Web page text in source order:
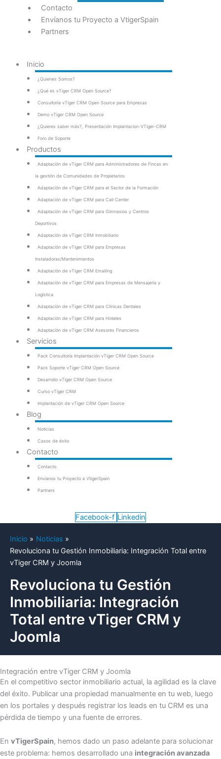
Contacto
Envíanos tu Proyecto a VtigerSpain
Partners
Inicio
¿Quienes Somos?
¿Qué es vTiger CRM Open Source?
Consultoría vTiger CRM Open Source para Empresas
Demo vTiger CRM Open Source
¿Quieres saber más?, Presentación Implantacion-VTiger-CRM
Foro de Soporte
Productos
Adaptación de vTiger CRM para Administradores de Fincas en
la gestión de Comunidades de Propietarios
Adaptación de vTiger CRM para el Sector de la Formación
Adaptación de vTiger CRM para Call Center
Adaptación de vTiger CRM para Gimnasios y Centros
Deportivos
Adaptación de vTiger CRM Inmobiliario
Adaptación de vTiger CRM para Empresas
Instaladoras/Mantenimientos
Adaptación de vTiger CRM Emailing
Adaptación de vTiger CRM para Empresas de Mensajería y
Logística
Adaptación de vTiger CRM para Clínicas Dentales
Adaptación de vTiger CRM para Hoteles
Adaptación de vTiger CRM Asesores Financieros
Servicios
Pack Consultoría Implantación vTiger CRM Open Source
Pack Soporte vTiger CRM Open Source
Desarrollo vTiger CRM Open Source
Curso vTiger CRM
Implantación de vTiger CRM Open Source
Blog
Noticias
Casos de éxito
Contacto
Contacto
Envíanos tu Proyecto a VtigerSpain
Partners
Facebook-f Linkedin
Inicio
Noticias
Revoluciona tu Gestión Inmobiliaria: Integración Total entre
vTiger CRM y Joomla
Revoluciona tu Gestión
Inmobiliaria: Integración
Total entre vTiger CRM y
Joomla
Integración entre vTiger CRM y Joomla
En el competitivo sector inmobiliario actual, la agilidad es la clave
del éxito. Publicar una propiedad manualmente en tu web, luego
en los portales y después registrar los leads en tu CRM es una
pérdida de tiempo y una fuente de errores.
En vTigerSpain, hemos dado un paso adelante para solucionar
este problema: hemos desarrollado una integración avanzada